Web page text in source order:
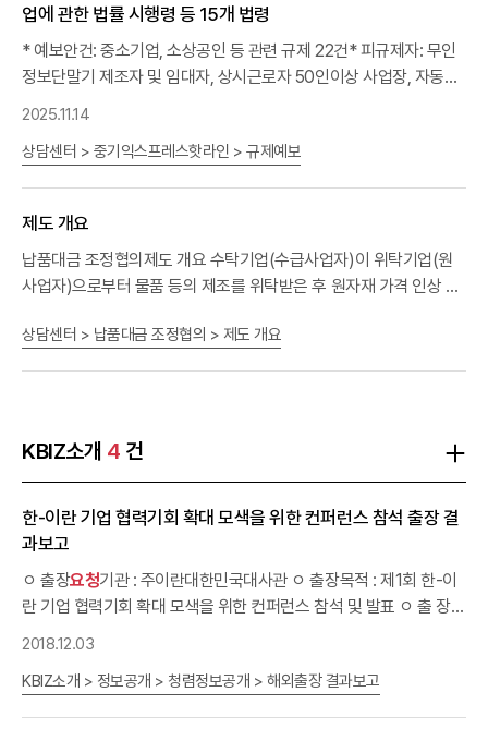
2124-3156 / 대리 강연경)로 문의하시기 바랍니다. *부정비리신고
센터 운영: 홈페이지-상담센터-중소기업불편신고-서비스불편/부정
비리신고 위와 같이 공고합니다. 2026년 8월 5일 중소기업중앙회
회장
규칙의 규정에 의합니다. 7. 기타사항 가. 제안서 평가결과는 본회 홈
페이지에서 확인하시기 바랍니다 나. 제안
요청
서(과업지시서)는 첨
부파일을 다운받아 사용하시기 바랍니다. 다. 입찰참가자는 제안요청
서, 용역계약일반조건 등 모든 사항을 숙지하고 입찰에 참가하여야
합니다. 이를 숙지하지 못한 모든 책임은 입찰자에게 있습니다. 라. 제
출된 자료의 기재내용이 허위사실로 인정될 경우 심사대상으로 제외
하고 최종 선정 후에도 자격이 상실됩니다. 마. 본 입찰에 참가하는 자
는 청렴계약 이행을 위해 첨부한 청렴계약입찰 특별유의서 및 청렴계
약특수조건을 자세히 알고 입찰에 참가하여야 합니다. 바. 기타 세부
사항은 제안
요청 서 내용을 참고하시기 바라며, 입찰계약에 관한 문
의사항은 총무회계실(☎ 02-2124-3052 / 과장 김원일), 용역내용
에 관한 문의사항은 정보화운영실(☎ 02-2124-4022 / 과장 박종
규)로 문의하시기 바랍니다. *부정비리신고센터 운영: 홈페이지-상
담센터-중소기업불편신고-서비스불편/부정비리신고 위와 같이 공고
합니다. 2026년 7월 28일 중소기업중앙회 회장
업에 관한 법률 시행령 등 15개 법령
* 예보안건: 중소기업, 소상공인 등 관련 규제 22건* 피규제자: 무인
정보단말기 제조자 및 임대자, 상시근로자 50인이상 사업장, 자동차
대여사업자, 여객운송사업자, 디카페인 제조.수입업, 주류헙업제품
21(금)까지 **디지털포용법 시행령 검토 의견은 되도록 공문 제출일
2025.11.14
상담센터 > 중기익스프레스핫라인 > 규제예보
제도 개요
납품대금 조정협의제도 개요 수탁기업(수급사업자)이 위탁기업(원
사업자)으로부터 물품 등의 제조를 위탁받은 후 원자재 가격 인상 등
납품대금 조정을 협의할 수 있는 제도 납품대금 연동 조정협의 지원
진에 관한 법률」(상생협력법) 제22조의2 「하도급거래 공정화에 관한
위탁기업에게 제출하여 조정협의를 신청할 수 있습니다. 2. 수탁기업
을 대신하여 중소기업중앙회가 조정협의를 대행할 경우수탁기업은
소속된 협동조합을 통하여 중소기업중앙회에 협의권 행사를 신청할
수 있습니다. * 수탁기업이 협동조합에 조정협의 대행을 요청하면, 중
합니다. 진행절차 상담센터 수탁기업 - 협동조합 --> 납품대금조정협
의 중앙회 15일 이내 --> 제도안내 중앙회 - 위탁가입 30일 이내 -->
상담센터 > 납품대금 조정협의 > 제도 개요
KBIZ소개 4 건
한-이란 기업 협력기회 확대 모색을 위한 컨퍼런스 참석 출장 결
과보고
ㅇ 출장요청기관 : 주이란대한민국대사관 ㅇ 출장목적 : 제1회 한-이
란 기업 협력기회 확대 모색을 위한 컨퍼런스 참석 및 발표 ㅇ 출 장
지 : 이란(테헤란) ㅇ 출장기간 : 2018.11.26(월) ~ 11.29(목) ㅇ 출
2018.12.03
KBIZ소개 > 정보공개 > 청렴정보공개 > 해외출장 결과보고